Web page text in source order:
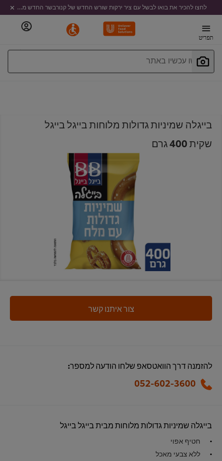
לחצו להכיר את בואו לבשל עם ציר ירקות שורש החדש של קנורבשר החדש מבית קנור
תפריט
חפשו עכשיו באתר
בייגלה שמיניות גדולות מלוחות בייגל בייגל
שקית 400 גרם
בייגלה שמיניות גדולות מלוחות מבית בייגל בייגל
חטיף אפוי
ללא צבעי מאכל
צור איתנו קשר
להזמנה דרך הוואטסאפ שלחו הודעה למספר:
052-602-3600